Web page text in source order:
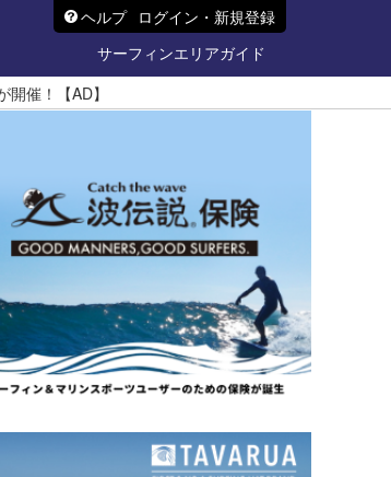
ヘルプ ログイン・新規登録
サーフィンエリアガイド
催！【AD】